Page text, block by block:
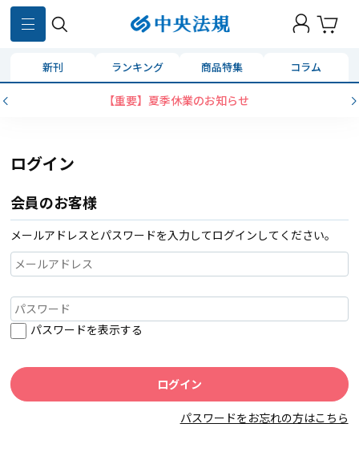
新刊 ランキング 商品特集 コラム
【重要】夏季休業のお知らせ
ログイン
会員のお客様
メールアドレスとパスワードを入力してログインしてください。
パスワードを表示する
パスワードをお忘れの方はこちら